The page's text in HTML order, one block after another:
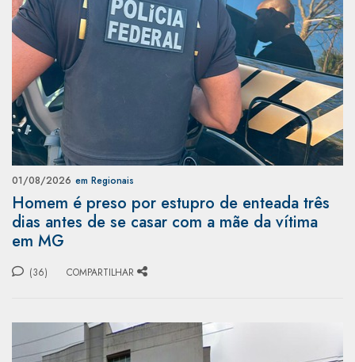
01/08/2026 em Regionais
Homem é preso por estupro de enteada três
dias antes de se casar com a mãe da vítima
em MG
(36) COMPARTILHAR